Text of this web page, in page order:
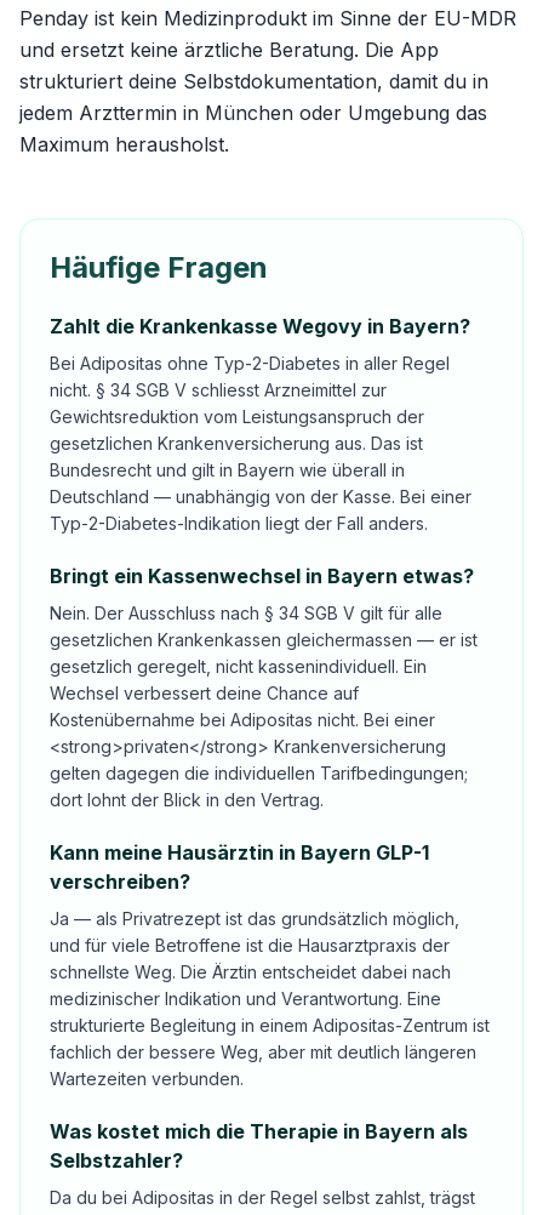
Penday ist kein Medizinprodukt im Sinne der EU-MDR
und ersetzt keine ärztliche Beratung. Die App
strukturiert deine Selbstdokumentation, damit du in
jedem Arzttermin in München oder Umgebung das
Maximum herausholst.
Häufige Fragen
Zahlt die Krankenkasse Wegovy in Bayern?
Bei Adipositas ohne Typ-2-Diabetes in aller Regel
nicht. § 34 SGB V schliesst Arzneimittel zur
Gewichtsreduktion vom Leistungsanspruch der
gesetzlichen Krankenversicherung aus. Das ist
Bundesrecht und gilt in Bayern wie überall in
Deutschland — unabhängig von der Kasse. Bei einer
Typ-2-Diabetes-Indikation liegt der Fall anders.
Bringt ein Kassenwechsel in Bayern etwas?
Nein. Der Ausschluss nach § 34 SGB V gilt für alle
gesetzlichen Krankenkassen gleichermassen — er ist
gesetzlich geregelt, nicht kassenindividuell. Ein
Wechsel verbessert deine Chance auf
Kostenübernahme bei Adipositas nicht. Bei einer
<strong>privaten</strong> Krankenversicherung
gelten dagegen die individuellen Tarifbedingungen;
dort lohnt der Blick in den Vertrag.
Kann meine Hausärztin in Bayern GLP-1
verschreiben?
Ja — als Privatrezept ist das grundsätzlich möglich,
und für viele Betroffene ist die Hausarztpraxis der
schnellste Weg. Die Ärztin entscheidet dabei nach
medizinischer Indikation und Verantwortung. Eine
strukturierte Begleitung in einem Adipositas-Zentrum ist
fachlich der bessere Weg, aber mit deutlich längeren
Wartezeiten verbunden.
Was kostet mich die Therapie in Bayern als
Selbstzahler?
Da du bei Adipositas in der Regel selbst zahlst, trägst